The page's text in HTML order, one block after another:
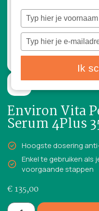
2 reviews
Environ Vita
Serum 4Plus
Hoogste dosering
Enkel te gebruiken als
voorgaande stappen
€135,00
Typ
naam
in
Typ
e-
mailadres
Ik